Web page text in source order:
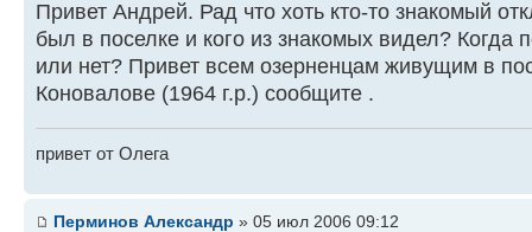
Привет Андрей. Рад что хоть кто-то знакомый
был в поселке и кого из знакомых видел?
или нет? Привет всем озерненцам живущим в
Коновалове (1964 г.р.) сообщите .
привет от Олега
Перминов Александр » 05 июл 2006 09:12